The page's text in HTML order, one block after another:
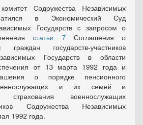
Содружества Независимых
в Экономический Суд
Государств с запросом о
статьи 7Соглашения о
государств-участников
Государств в области
от 13 марта 1992 года и
о порядке пенсионного
и их семей и
страхования военнослужащих
Содружества Независимых
1992 года.